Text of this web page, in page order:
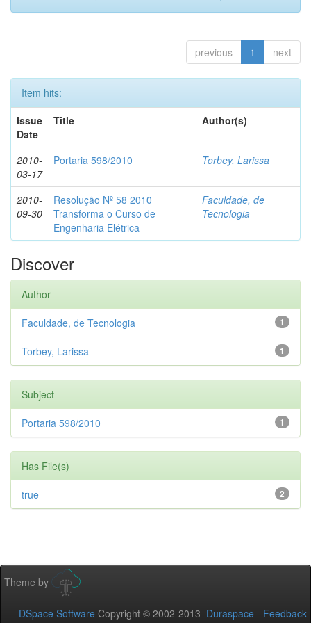
previous 1 next
Item hits:
Issue
Date
Title Author(s)
2010-
03-17
Portaria 598/2010 Torbey, Larissa
2010-
09-30
Resolução Nº 58 2010
Transforma o Curso de
Engenharia Elétrica
Faculdade, de
Tecnologia
Discover
Author
1
Faculdade, de Tecnologia
1
Torbey, Larissa
Subject
1
Portaria 598/2010
Has File(s)
2
true
Theme by
DSpace Software Copyright © 2002-2013 Duraspace - Feedback